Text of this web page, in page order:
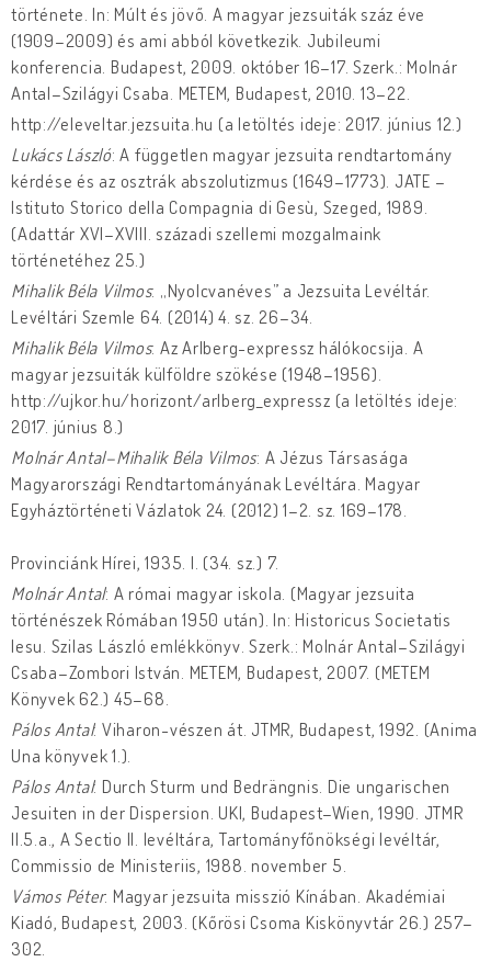
története. In: Múlt és jövő. A magyar jezsuiták száz éve
(1909–2009) és ami abból következik. Jubileumi
konferencia. Budapest, 2009. október 16–17. Szerk.: Molnár
Antal–Szilágyi Csaba. METEM, Budapest, 2010. 13–22.
http://eleveltar.jezsuita.hu (a letöltés ideje: 2017. június 12.)
Lukács László: A független magyar jezsuita rendtartomány
kérdése és az osztrák abszolutizmus (1649–1773). JATE –
Istituto Storico della Compagnia di Gesù, Szeged, 1989.
(Adattár XVI–XVIII. századi szellemi mozgalmaink
történetéhez 25.)
Mihalik Béla Vilmos: „Nyolcvanéves” a Jezsuita Levéltár.
Levéltári Szemle 64. (2014) 4. sz. 26–34.
Mihalik Béla Vilmos: Az Arlberg-expressz hálókocsija. A
magyar jezsuiták külföldre szökése (1948–1956).
http://ujkor.hu/horizont/arlberg_expressz (a letöltés ideje:
2017. június 8.)
Molnár Antal–Mihalik Béla Vilmos: A Jézus Társasága
Magyarországi Rendtartományának Levéltára. Magyar
Egyháztörténeti Vázlatok 24. (2012) 1–2. sz. 169–178.
Provinciánk Hírei, 1935. I. (34. sz.) 7.
Molnár Antal: A római magyar iskola. (Magyar jezsuita
történészek Rómában 1950 után). In: Historicus Societatis
Iesu. Szilas László emlékkönyv. Szerk.: Molnár Antal–Szilágyi
Csaba–Zombori István. METEM, Budapest, 2007. (METEM
Könyvek 62.) 45–68.
Pálos Antal: Viharon-vészen át. JTMR, Budapest, 1992. (Anima
Una könyvek 1.).
Pálos Antal: Durch Sturm und Bedrängnis. Die ungarischen
Jesuiten in der Dispersion. UKI, Budapest–Wien, 1990. JTMR
II.5.a., A Sectio II. levéltára, Tartományfőnökségi levéltár,
Commissio de Ministeriis, 1988. november 5.
Vámos Péter: Magyar jezsuita misszió Kínában. Akadémiai
Kiadó, Budapest, 2003. (Kőrösi Csoma Kiskönyvtár 26.) 257–
302.